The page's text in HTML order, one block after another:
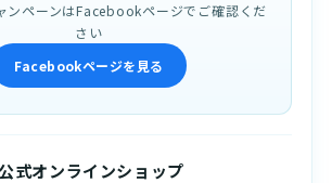
ンペーンはFacebookページでご確認くだ
さい
Facebookページを見る
公式オンラインショップ